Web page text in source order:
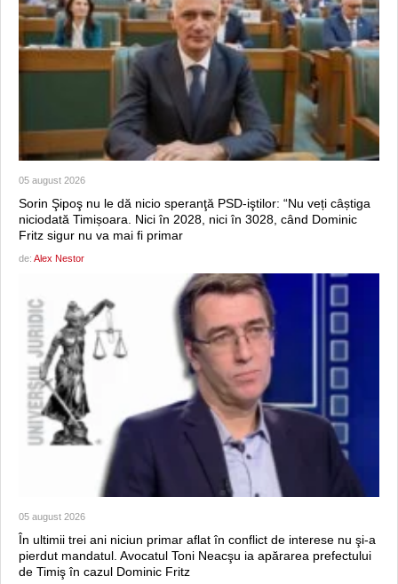
05 august 2026
Sorin Şipoş nu le dă nicio speranţă PSD-iştilor: “Nu veți câștiga
niciodată Timișoara. Nici în 2028, nici în 3028, când Dominic
Fritz sigur nu va mai fi primar
de: Alex Nestor
05 august 2026
În ultimii trei ani niciun primar aflat în conflict de interese nu şi-a
pierdut mandatul. Avocatul Toni Neacşu ia apărarea prefectului
de Timiş în cazul Dominic Fritz